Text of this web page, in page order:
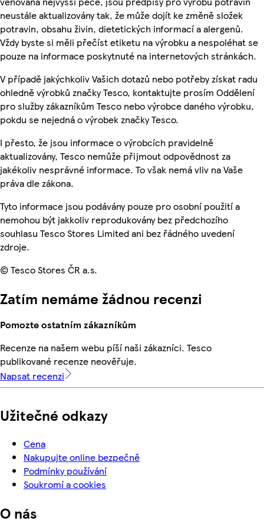
neustále aktualizovány tak, že může dojít ke změně složek
potravin, obsahu živin, dietetických informací a alergenů.
Vždy byste si měli přečíst etiketu na výrobku a nespoléhat se
pouze na informace poskytnuté na internetových stránkách.
V případě jakýchkoliv Vašich dotazů nebo potřeby získat radu
ohledně výrobků značky Tesco, kontaktujte prosím Oddělení
pro služby zákazníkům Tesco nebo výrobce daného výrobku,
pokdu se nejedná o výrobek značky Tesco.
I přesto, že jsou informace o výrobcích pravidelně
aktualizovány, Tesco nemůže přijmout odpovědnost za
jakékoliv nesprávné informace. To však nemá vliv na Vaše
práva dle zákona.
Tyto informace jsou podávány pouze pro osobní použití a
nemohou být jakkoliv reprodukovány bez předchozího
souhlasu Tesco Stores Limited ani bez řádného uvedení
zdroje.
© Tesco Stores ČR a.s.
Zatím nemáme žádnou recenzi
Pomozte ostatním zákazníkům
Recenze na našem webu píší naši zákazníci. Tesco
publikované recenze neověřuje.
Napsat recenzi
Užitečné odkazy
Cena
Nakupujte online bezpečně
Podmínky používání
Soukromí a cookies
O nás